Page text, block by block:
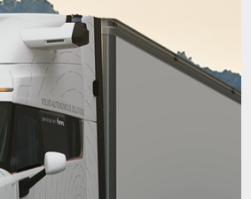
ドのNVIDIA DRIVE AGX Orin™
オペレーティング システ
安全で、高度な運転支援機能を
送車会社、ティア1サプライヤ
ムとテクノロジをベースに開